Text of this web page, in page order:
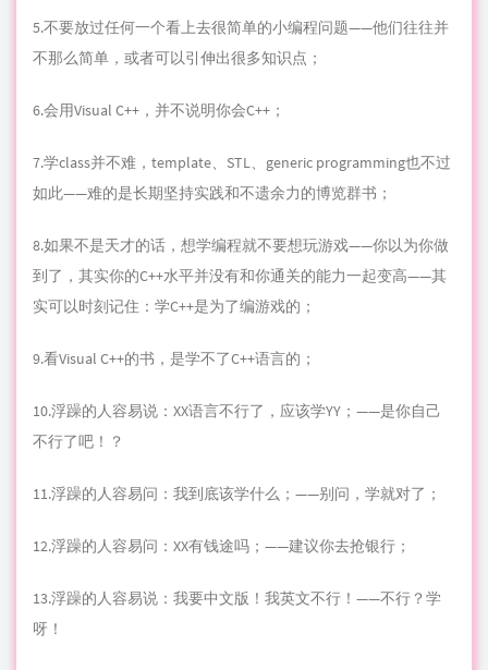
5.不要放过任何一个看上去很简单的小编程问题——他们往往并
不那么简单，或者可以引伸出很多知识点 ；
6.会用Visual C++，并不说明你会C++；
7.学class并不难，template、STL、generic programming也不过
如此——难的是长期坚持实践和不遗余力的博览群书；
8.如果不是天才的话，想学编程就不要想玩游戏——你以为你做
到了，其实你的C++水平并没有和你通关的能力一起变高——其
实可以时刻记住：学C++是为了编游戏的；
9.看Visual C++的书，是学不了C++语言的；
10.浮躁的人容易说：XX语言不行了，应该学YY；——是你自己
不行了吧！？
11.浮躁的人容易问：我到底该学什么；——别问，学就对了；
12.浮躁的人容易问：XX有钱途吗；——建议你去抢银行；
13.浮躁的人容易说：我要中文版！我英文不行！——不行？学
呀！